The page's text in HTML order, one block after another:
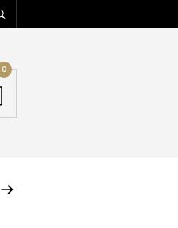
0